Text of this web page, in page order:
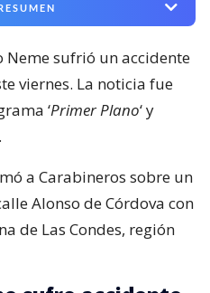
Neme sufrió un accidente
viernes. La noticia fue
‘Primer Plano‘ y
a Carabineros sobre un
Alonso de Córdova con
de Las Condes, región